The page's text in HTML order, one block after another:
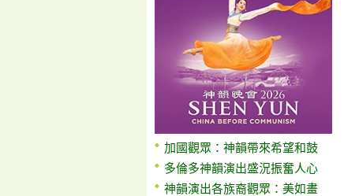
加國觀眾：神韻帶來希望和鼓
多倫多神韻演出盛況振奮人心
神韻演出各族裔觀眾：美如畫